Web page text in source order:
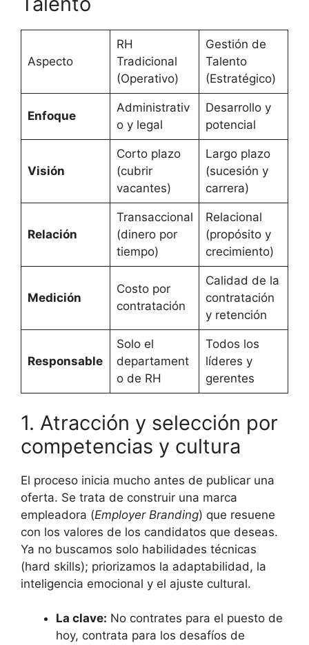
Aspecto
RH
Tradicional
(Operativo)
Gestión de
Talento
(Estratégico)
Enfoque
Administrativ
o y legal
Desarrollo y
potencial
Visión
Corto plazo
(cubrir
vacantes)
Largo plazo
(sucesión y
carrera)
Relación
Transaccional
(dinero por
tiempo)
Relacional
(propósito y
crecimiento)
Medición
Costo por
contratación
Calidad de la
contratación
y retención
Responsable
Solo el
departament
o de RH
Todos los
líderes y
gerentes
1. Atracción y selección por
competencias y cultura
El proceso inicia mucho antes de publicar una
oferta. Se trata de construir una marca
empleadora (Employer Branding) que resuene
con los valores de los candidatos que deseas.
Ya no buscamos solo habilidades técnicas
(hard skills); priorizamos la adaptabilidad, la
inteligencia emocional y el ajuste cultural.
La clave: No contrates para el puesto de
hoy, contrata para los desafíos de